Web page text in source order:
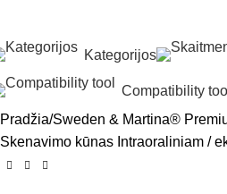
Kategorijos
Compatibility tool
Pradžia Sweden & Martina®
Skenavimo kūnas Intraoraliniam /